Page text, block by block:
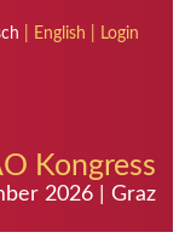
English Login
Kongress
2026 | Graz